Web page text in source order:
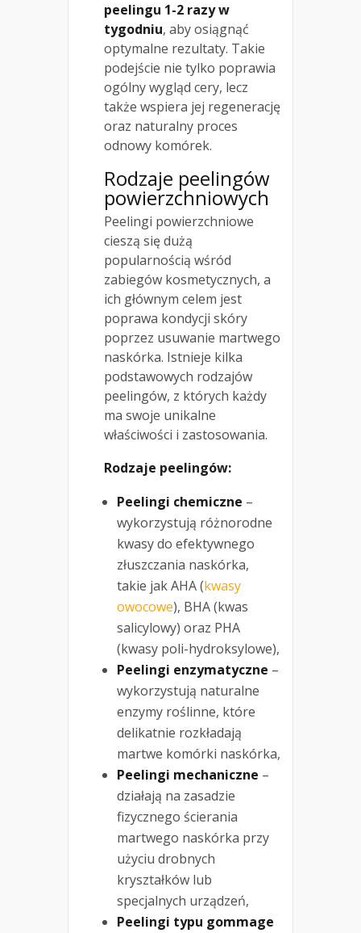
peelingu 1-2 razy w
tygodniu, aby osiągnąć
optymalne rezultaty. Takie
podejście nie tylko poprawia
ogólny wygląd cery, lecz
także wspiera jej regenerację
oraz naturalny proces
odnowy komórek.
Rodzaje peelingów
powierzchniowych
Peelingi powierzchniowe
cieszą się dużą
popularnością wśród
zabiegów kosmetycznych, a
ich głównym celem jest
poprawa kondycji skóry
poprzez usuwanie martwego
naskórka. Istnieje kilka
podstawowych rodzajów
peelingów, z których każdy
ma swoje unikalne
właściwości i zastosowania.
Rodzaje peelingów:
Peelingi chemiczne –
wykorzystują różnorodne
kwasy do efektywnego
złuszczania naskórka,
takie jak AHA (kwasy
owocowe), BHA (kwas
salicylowy) oraz PHA
(kwasy poli-hydroksylowe),
Peelingi enzymatyczne –
wykorzystują naturalne
enzymy roślinne, które
delikatnie rozkładają
martwe komórki naskórka,
Peelingi mechaniczne –
działają na zasadzie
fizycznego ścierania
martwego naskórka przy
użyciu drobnych
kryształków lub
specjalnych urządzeń,
Peelingi typu gommage